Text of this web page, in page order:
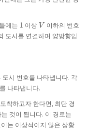
에는 11 이상 V
V 이하의 번호
도시를 연결하며 양방향입
시 번호를 나타냅니다. 각
나타냅니다.
착하고자 한다면, 최단 경
것이 됩니다. 이 경로는
는 이상적이지 않은 상황